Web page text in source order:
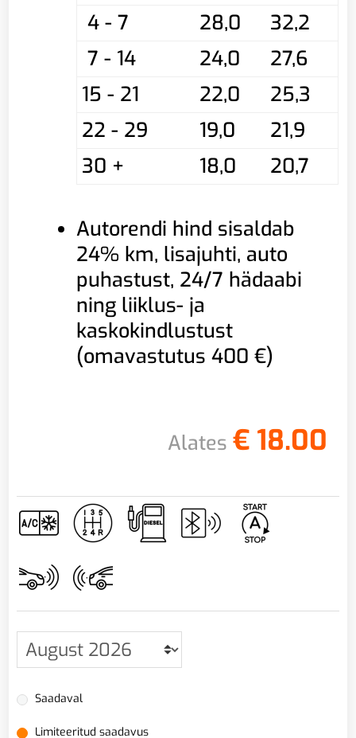
4 - 7
28,0
32,2
7 - 14
24,0
27,6
15 - 21
22,0
25,3
22 - 29
19,0
21,9
30 +
18,0 20,7
Autorendi hind sisaldab
24% km, lisajuhti, auto
puhastust, 24/7 hädaabi
ning liiklus- ja
kaskokindlustust
(omavastutus 400 €)
Alates € 18.00
Saadaval
Limiteeritud saadavus